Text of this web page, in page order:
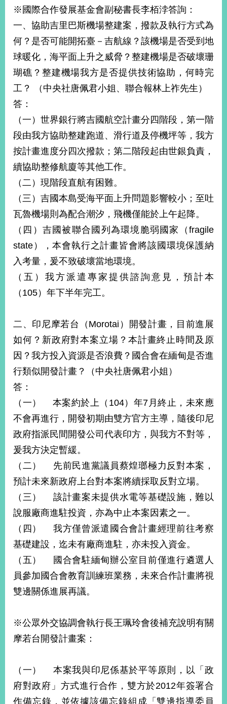
※國際合作發展基金會副秘書長李栢浡答詢：
一、協助吉里巴斯機場整建案，撥款及執行方式為
何？是否可能開拓臺－吉航線？該機場是否受到地
球暖化，海平面上升之威脅？整建機場是否破壞珊
瑚礁？整建機場我方是否提供技術協助，何時完
工？ （中央社唐佩君小姐、聯合報林上祚先生）
答：
（一）世界銀行將吉國航空計畫分四階段，第一階
段由我方協助整建跑道、滑行道及停機坪等，我方
按計畫進度分四次撥款；第二階段起由世銀負責，
續協助整修航廈等其他工作。
（二）現階段直航有困難。
（三）吉國本島受海平面上升問題影響較小；至吐
瓦魯機場則為配合潮汐，飛機僅能於上午起降。
（四）吉國被聯合國列為環境脆弱國家（fragile
state），本會執行之計畫皆會將該國環境保護納
入考量，爰不致破壞當地環境。
（五）我方派遣專家提供諮詢意見，預計本
（105）年下半年完工。
二、印尼摩若台（Morotai）開發計畫，目前進展
如何？新政府對本案立場？本計畫終止時間及原
因？我方投入資源是否浪費？國合會在緬甸是否進
行類似開發計畫？（中央社唐佩君小姐）
答：
（一） 本案約於上（104）年7月終止，未來應
不會再進行，開發初期由雙方官方主導，隨後印尼
政府指派民間開發公司代表印方，與我方不對等，
爰我方決定暫緩。
（二） 先前民進黨議員蔡煌瑯極力反對本案，
預計未來新政府上台對本案將續採取反對立場。
（三） 該計畫案未提供水電等基礎設施，難以
說服廠商進駐投資，亦為中止本案因素之一。
（四） 我方僅曾派遣國合會計畫經理前往考察
基礎建設，迄未有廠商進駐，亦未投入資金。
（五） 國合會駐緬甸辦公室目前僅進行遴選人
員參加國合會教育訓練班業務，未來合作計畫將視
雙邊關係進展再議。
※公眾外交協調會執行長王珮玲會後補充說明有關
摩若台開發計畫案：
（一） 本案我與印尼係基於平等原則，以「政
府對政府」方式進行合作，雙方於2012年簽署合
作備忘錄，並依據該備忘錄組成「雙邊指導委員